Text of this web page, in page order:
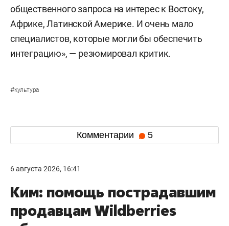
общественного запроса на интерес к Востоку,
Африке, Латинской Америке. И очень мало
специалистов, которые могли бы обеспечить
интеграцию», — резюмировал критик.
#культура
Комментарии 5
6 августа 2026, 16:41
Ким: помощь пострадавшим
продавцам Wildberries